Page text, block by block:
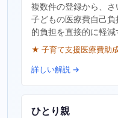
複数件の登録から、さ
子どもの医療費自己
的負担を直接的に軽
★ 子育て支援医療費助
詳しい解説 →
ひとり親